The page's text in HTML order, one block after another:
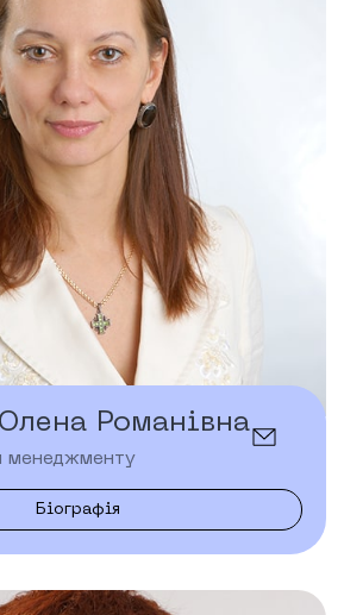
Романівна
менеджменту
Біографія